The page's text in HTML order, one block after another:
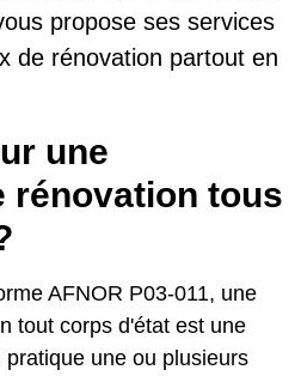
propose ses services
de rénovation partout en
une
rénovation tous
AFNOR P03-011, une
tout corps d'état est une
une ou plusieurs